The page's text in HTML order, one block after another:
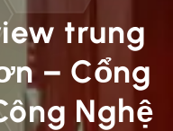
trung
– Cổng
Nghệ